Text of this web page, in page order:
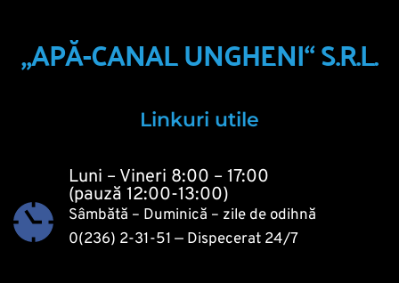
„APĂ-CANAL UNGHENI“ S.R.L.
Linkuri utile
Luni – Vineri 8:00 – 17:00
(pauză 12:00-13:00)
Sâmbătă – Duminică – zile de odihnă
0(236) 2-31-51 — Dispecerat 24/7